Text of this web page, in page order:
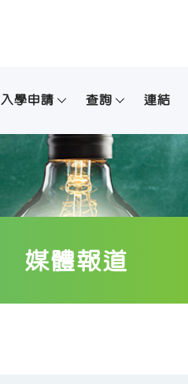
入學申請 查詢 連結
媒體報道